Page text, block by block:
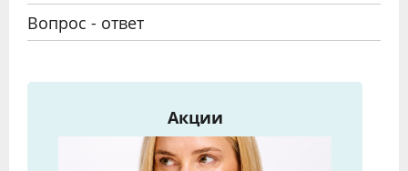
Вопрос - ответ
Акции